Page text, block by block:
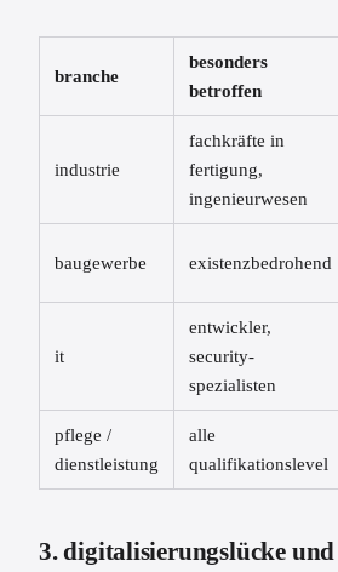
branche
besonders
betroffen
industrie
fachkräfte in
fertigung,
ingenieurwesen
baugewerbe existenzbedrohend
it
entwickler,
security-
spezialisten
pflege /
dienstleistung
alle
qualifikationslevel
3. digitalisierungslücke